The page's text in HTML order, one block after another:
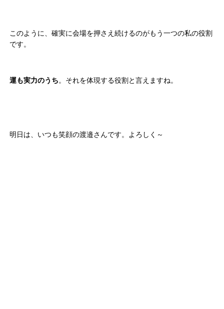
このように、確実に会場を押さえ続けるのがもう一つの私の役割
です。
運も実力のうち。それを体現する役割と言えますね。
明日は、いつも笑顔の渡邉さんです。よろしく～